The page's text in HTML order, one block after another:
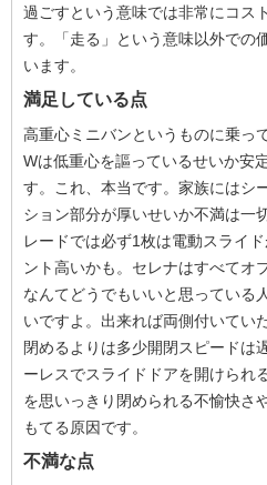
過ごすという意味では非常にコス
す。「走る」という意味以外での
います。
満足している点
高重心ミニバンというものに乗っ
Wは低重心を謳っているせいか安
す。これ、本当です。家族にはシ
ション部分が厚いせいか不満は一
レードでは必ず1枚は電動スライ
ント高いかも。セレナはすべてオ
なんてどうでもいいと思っている
いですよ。出来れば両側付いてい
閉めるよりは多少開閉スピードは
ーレスでスライドドアを開けられ
を思いっきり閉められる不愉快さ
もてる原因です。
不満な点